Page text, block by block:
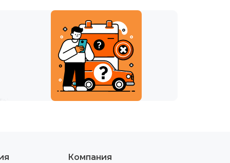
Компания